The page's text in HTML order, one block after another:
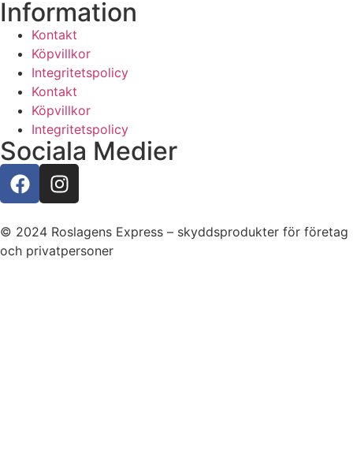
Information
Kontakt
Köpvillkor
Integritetspolicy
Kontakt
Köpvillkor
Integritetspolicy
Sociala Medier
© 2024 Roslagens Express – skyddsprodukter för företag
och privatpersoner